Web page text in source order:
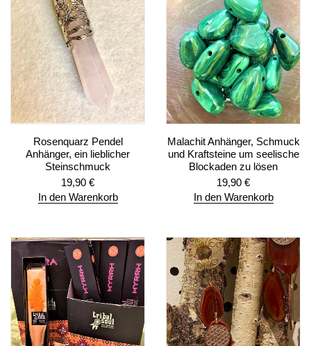
Rosenquarz Pendel
Anhänger, ein lieblicher
Steinschmuck
19,90 €
In den Warenkorb
Malachit Anhänger, Schmuck
und Kraftsteine um seelische
Blockaden zu lösen
19,90 €
In den Warenkorb